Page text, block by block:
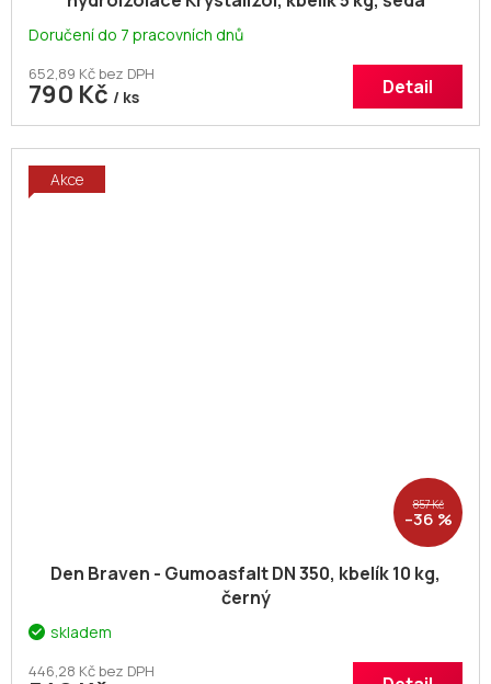
Doručení do 7 pracovních dnů
652,89 Kč bez DPH
790 Kč / ks Detail
Akce
857 Kč
–36 %
Den Braven - Gumoasfalt DN 350, kbelík 10 kg,
černý
skladem
446,28 Kč bez DPH